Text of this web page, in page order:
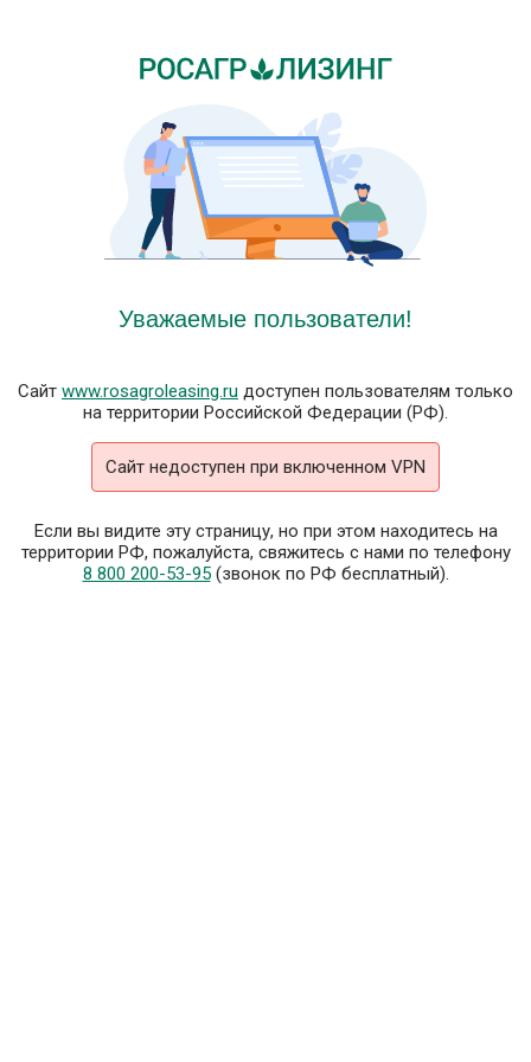
Уважаемые пользователи!
Сайт www.rosagroleasing.ru доступен пользователям только
на территории Российской Федерации (РФ).
Сайт недоступен при включенном VPN
Если вы видите эту страницу, но при этом находитесь на
территории РФ, пожалуйста, свяжитесь с нами по телефону
8 800 200-53-95(звонок по РФ бесплатный).